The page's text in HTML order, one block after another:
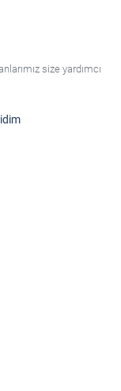
size yardımcı